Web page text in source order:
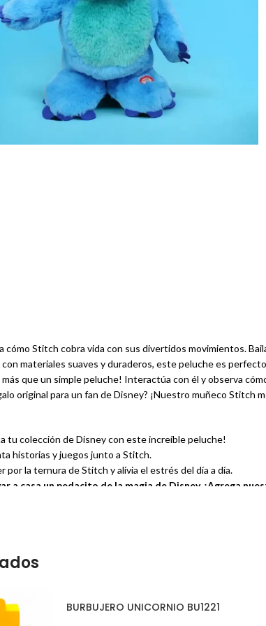
clic para ampliar
cómo Stitch cobra vida con sus divertidos movimientos.
con materiales suaves y duraderos, este peluche es
más que un simple peluche! Interactúa con él y observa
original para un fan de Disney? ¡Nuestro muñeco Stitch
tu colección de Disney con este increíble peluche!
historias y juegos junto a Stitch.
por la ternura de Stitch y alivia el estrés del día a día.
a casa un pedacito de la magia de Disney. ¡Agrega
BURBUJERO UNICORNIO BU1221